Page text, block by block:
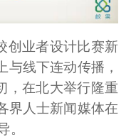
创业者设计比赛新
与线下连动传播，
，在北大举行隆重
界人士新闻媒体在
。